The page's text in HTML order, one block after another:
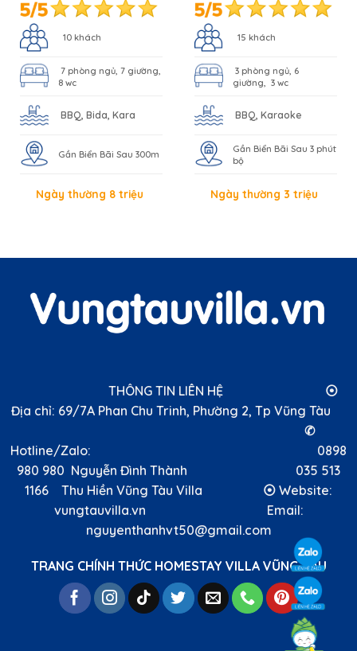
10 khách
7 phòng ngủ, 7 giường,
8 wc
BBQ, Bida, Kara
Gần Biển Bãi Sau 300m
Ngày thường 8 triệu
15 khách
3 phòng ngủ, 6
giường, 3 wc
BBQ, Karaoke
Gần Biển Bãi Sau 3 phút
bộ
Ngày thường 3 triệu
TRANG CHÍNH THỨC HOMESTAY VILLA VŨNG TÀU
THÔNG TIN LIÊN HỆ ⦿
Địa chỉ: 69/7A Phan Chu Trinh, Phường 2, Tp Vũng Tàu
✆
Hotline/Zalo: 0898
980 980 Nguyễn Đình Thành 035 513
1166 Thu Hiền Vũng Tàu Villa ⦿ Website:
vungtauvilla.vn Email:
nguyenthanhvt50@gmail.com